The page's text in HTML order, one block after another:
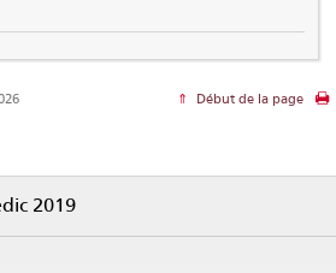
Début de la page
2019